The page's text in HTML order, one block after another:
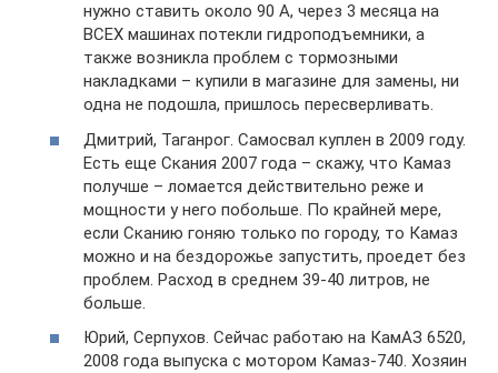
нужно ставить около 90 А, через 3 месяца на
ВСЕХ машинах потекли гидроподъемники, а
также возникла проблем с тормозными
накладками – купили в магазине для замены, ни
одна не подошла, пришлось пересверливать.
Дмитрий, Таганрог. Самосвал куплен в 2009 году.
Есть еще Скания 2007 года – скажу, что Камаз
получше – ломается действительно реже и
мощности у него побольше. По крайней мере,
если Сканию гоняю только по городу, то Камаз
можно и на бездорожье запустить, проедет без
проблем. Расход в среднем 39-40 литров, не
больше.
Юрий, Серпухов. Сейчас работаю на КамАЗ 6520,
2008 года выпуска с мотором Камаз-740. Хозяин